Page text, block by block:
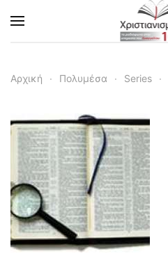
Skip to main content
Αρχική Πολυμέσα Series